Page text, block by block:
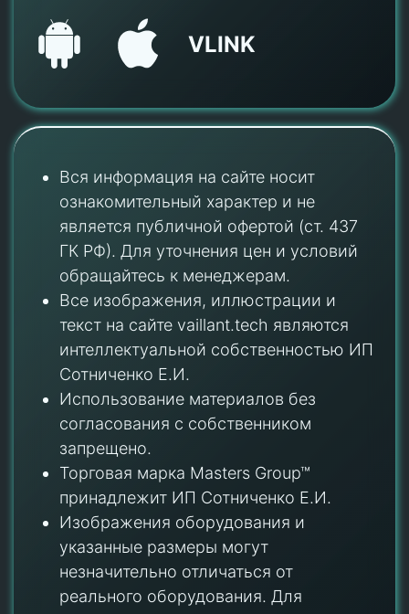
VLINK
Вся информация на сайте носит
ознакомительный характер и не
является публичной офертой (ст. 437
ГК РФ). Для уточнения цен и условий
обращайтесь к менеджерам.
Все изображения, иллюстрации и
текст на сайте vaillant.tech являются
интеллектуальной собственностью ИП
Сотниченко Е.И.
Использование материалов без
согласования с собственником
запрещено.
Торговая марка Masters Group™
принадлежит ИП Сотниченко Е.И.
Изображения оборудования и
указанные размеры могут
незначительно отличаться от
реального оборудования. Для